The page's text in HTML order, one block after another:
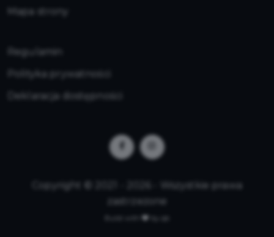
Mapa strony
Regulamin
Polityka prywatności
Deklaracja dostępności
Copyright © 2021 - 2026 - Wszystkie prawa
zastrzeżone